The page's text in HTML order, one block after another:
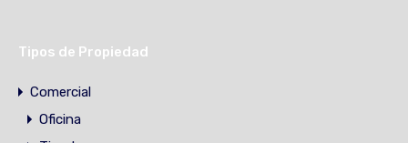
Tipos de Propiedad
Comercial
Oficina